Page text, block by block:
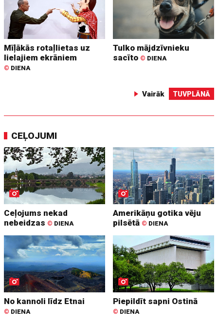
Mīļākās rotaļlietas uz
lielajiem ekrāniem
© DIENA
Tulko mājdzīvnieku
sacīto © DIENA
Vairāk TUVPLĀNĀ
CEĻOJUMI
Ceļojums nekad
nebeidzas © DIENA
Amerikāņu gotika vēju
pilsētā © DIENA
No kannoli līdz Etnai
© DIENA
Piepildīt sapni Ostinā
© DIENA